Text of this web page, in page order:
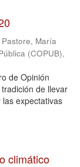
Pastore, María
(COPUB),
de Opinión
de llevar
expectativas
climático